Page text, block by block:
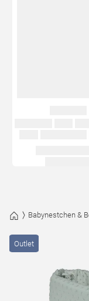
Babynestchen &
Outlet